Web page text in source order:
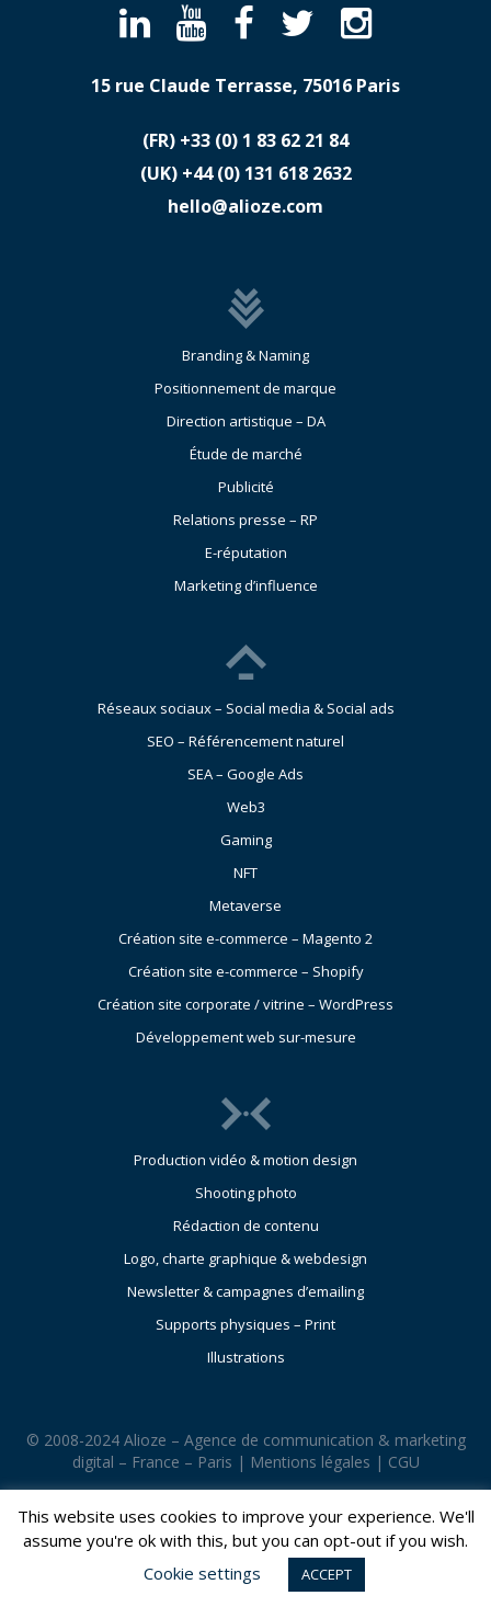
15 rue Claude Terrasse, 75016 Paris
(FR) ​+33 (0) 1 83 62 21 84
(UK) ​+44 (0) 131 618 2632
hello@alioze.com
Branding & Naming
Positionnement de marque
Direction artistique – DA
Étude de marché
Publicité
Relations presse – RP
E-réputation
Marketing d’influence
Réseaux sociaux – Social media & Social ads
SEO – Référencement naturel
SEA – Google Ads
Web3
Gaming
NFT
Metaverse
Création site e-commerce – Magento 2
Création site e-commerce – Shopify
Création site corporate / vitrine – WordPress
Développement web sur-mesure
Production vidéo & motion design
Shooting photo
Rédaction de contenu
Logo, charte graphique & webdesign
Newsletter & campagnes d’emailing
Supports physiques – Print
Illustrations
© 2008-2024 Alioze – Agence de communication & marketing
digital – France – Paris | Mentions légales | CGU
This website uses cookies to improve your experience. We'll
assume you're ok with this, but you can opt-out if you wish.
Cookie settings
ACCEPT